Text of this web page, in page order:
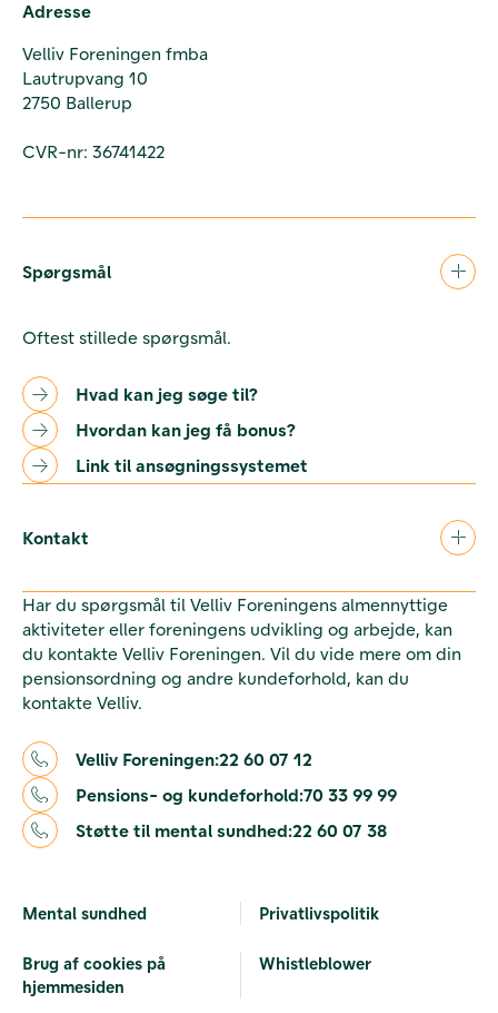
Adresse
Velliv Foreningen fmba
Lautrupvang 10
2750 Ballerup
CVR-nr: 36741422
Spørgsmål
Oftest stillede spørgsmål.
Hvad kan jeg søge til?
Hvordan kan jeg få bonus?
Link til ansøgningssystemet
Kontakt
Har du spørgsmål til Velliv Foreningens almennyttige
aktiviteter eller foreningens udvikling og arbejde, kan
du kontakte Velliv Foreningen. Vil du vide mere om din
pensionsordning og andre kundeforhold, kan du
kontakte Velliv.
Velliv Foreningen:22 60 07 12
Pensions- og kundeforhold:70 33 99 99
Støtte til mental sundhed:22 60 07 38
Mental sundhed Privatlivspolitik
Brug af cookies på
hjemmesiden
Whistleblower